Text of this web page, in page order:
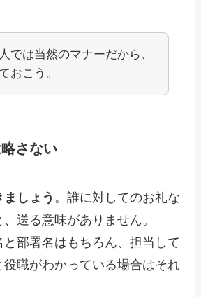
では当然のマナーだから、
おこう。
さない
しょう 。誰に対してのお礼な
送る意味がありません。
部署名はもちろん、担当して
役職がわかっている場合はそれ